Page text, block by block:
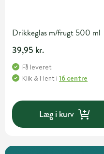
Drikkeglas m/frugt 500 ml
39,95 kr.
Få leveret
Klik & Hent i 16 centre
Læg i kurv